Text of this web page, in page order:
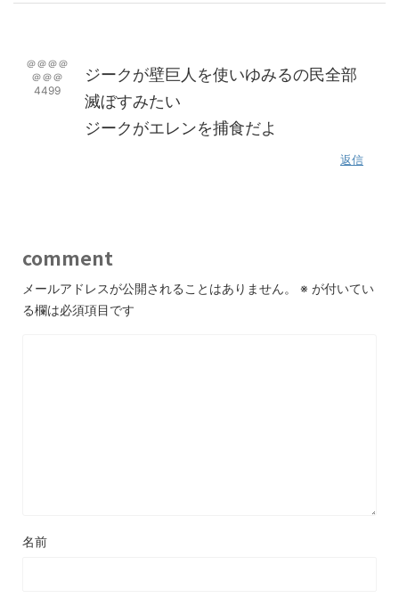
＠＠＠＠
＠＠＠
4499
ジークが壁巨人を使いゆみるの民全部
滅ぼすみたい
ジークがエレンを捕食だよ
返信
comment
メールアドレスが公開されることはありません。 ※ が付いてい
る欄は必須項目です
名前